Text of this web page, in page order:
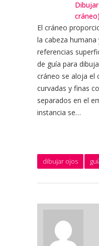
cráneo)
El cráneo
la cabeza
referencias
de guía para
cráneo se aloja el
curvadas y finas
separados en el
instancia se…
dibujar ojos